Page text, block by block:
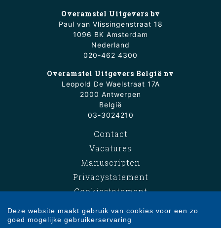
Overamstel Uitgevers bv
Paul van Vlissingenstraat 18
1096 BK Amsterdam
Nederland
020-462 4300
Overamstel Uitgevers België nv
Leopold De Waelstraat 17A
2000 Antwerpen
België
03-3024210
Contact
Vacatures
Manuscripten
Privacystatement
Cookiestatement
Deze website maakt gebruik van cookies voor een zo
goed mogelijke gebruikerservaring